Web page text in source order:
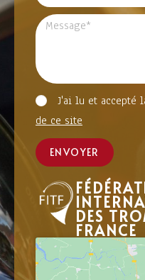
J'ai lu et accepté
de ce site
ENVOYER
DES
FRANCE